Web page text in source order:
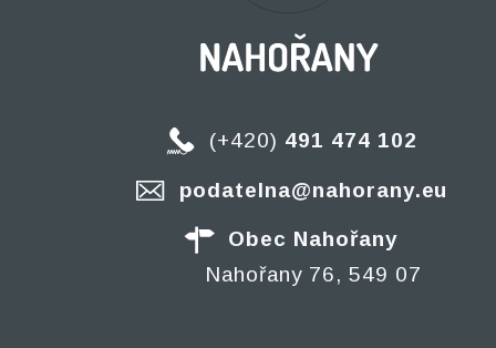
(+420) 491 474 102
podatelna@nahorany.eu
Obec Nahořany
Nahořany 76, 549 07